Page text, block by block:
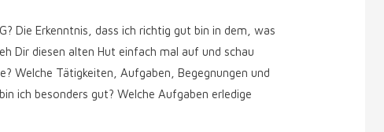
Die Erkenntnis, dass ich richtig gut bin in dem, was
Dir diesen alten Hut einfach mal auf und schau
Welche Tätigkeiten, Aufgaben, Begegnungen und
ich besonders gut? Welche Aufgaben erledige